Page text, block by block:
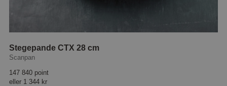
Stegepande CTX 28 cm
Scanpan
147 840 point
eller 1 344 kr